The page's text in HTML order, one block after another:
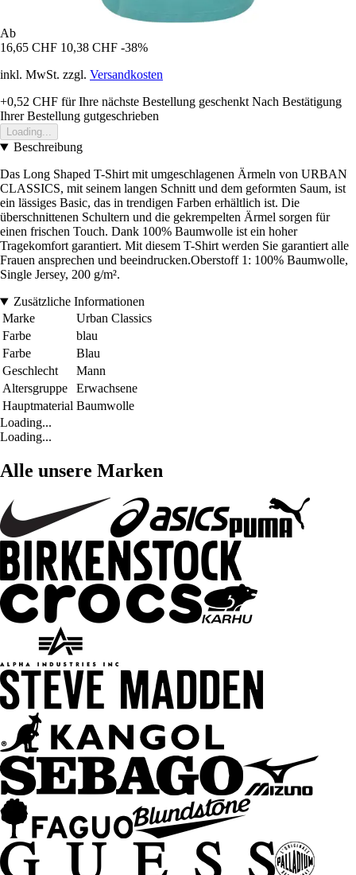
Ab
16,65 CHF 10,38 CHF -38%
inkl. MwSt. zzgl. Versandkosten
+0,52 CHF für Ihre nächste Bestellung geschenkt Nach Bestätigung
Ihrer Bestellung gutgeschrieben
Loading...
Beschreibung
Das Long Shaped T-Shirt mit umgeschlagenen Ärmeln von URBAN
CLASSICS, mit seinem langen Schnitt und dem geformten Saum, ist
ein lässiges Basic, das in trendigen Farben erhältlich ist. Die
überschnittenen Schultern und die gekrempelten Ärmel sorgen für
einen frischen Touch. Dank 100% Baumwolle ist ein hoher
Tragekomfort garantiert. Mit diesem T-Shirt werden Sie garantiert alle
Frauen ansprechen und beeindrucken.Oberstoff 1: 100% Baumwolle,
Single Jersey, 200 g/m².
Zusätzliche Informationen
Marke
Urban Classics
Farbe
blau
Farbe
Blau
Geschlecht
Mann
Altersgruppe
Erwachsene
Hauptmaterial Baumwolle
Loading...
Loading...
Alle unsere Marken